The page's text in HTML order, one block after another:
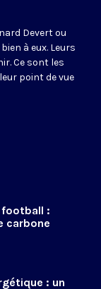
Devert ou
à eux. Leurs
Ce sont les
point de vue
football :
carbone
: un